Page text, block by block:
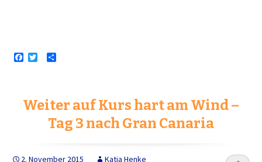
o
o
e
r
n
Weiter auf Kurs hart am Wind –
Tag 3 nach Gran Canaria
2. November 2015 Katja Henke